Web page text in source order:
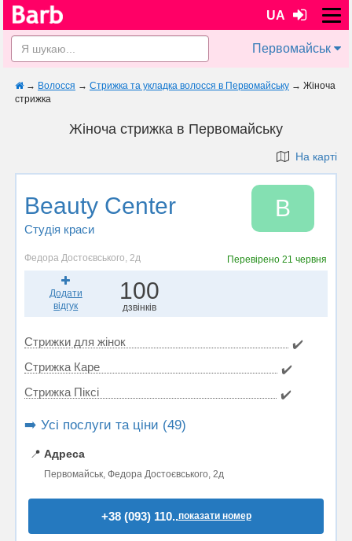
UA
Первомайськ
→ Волосся → Стрижка та укладка волосся в Первомайську → Жіноча
стрижка
Жіноча стрижка в Первомайську
На карті
Beauty Center
Студія краси
B
Федора Достоєвського, 2д Перевірено21 червня
Додати
відгук
100
дзвінків
Стрижки для жінок
✔️
Стрижка Каре
✔️
Стрижка Пiксi
✔️
➡️ Усі послуги та ціни (49)
📍 Адреса
Первомайськ, Федора Достоєвського, 2д
+38 (093) 110..показати номер